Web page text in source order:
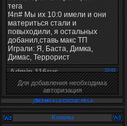
Для добавления необходима
авторизация
Копилка